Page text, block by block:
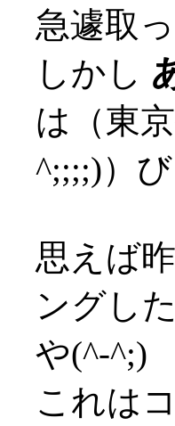
急遽取
しかし
は（東
^;;;;)）
思えば
ングし
や(^-^;)
これは